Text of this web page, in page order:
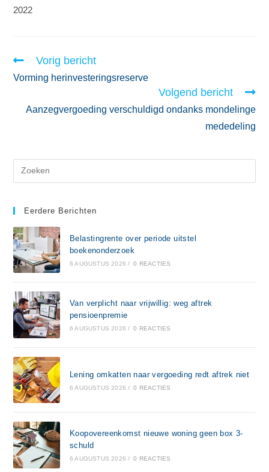
2022
Vorig bericht
Vorming herinvesteringsreserve
Volgend bericht
Aanzegvergoeding verschuldigd ondanks mondelinge
mededeling
Eerdere Berichten
Belastingrente over periode uitstel
boekenonderzoek
6 AUGUSTUS 2026 / 0 REACTIES
Van verplicht naar vrijwillig: weg aftrek
pensioenpremie
6 AUGUSTUS 2026 / 0 REACTIES
Lening omkatten naar vergoeding redt aftrek niet
6 AUGUSTUS 2026 / 0 REACTIES
Koopovereenkomst nieuwe woning geen box 3-
schuld
6 AUGUSTUS 2026 / 0 REACTIES